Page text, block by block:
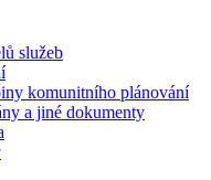
služeb
komunitního plánování
a jiné dokumenty